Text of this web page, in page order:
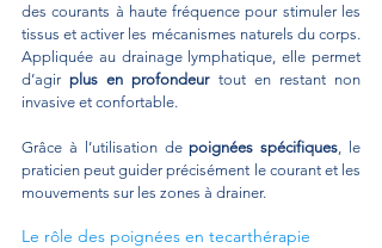
des courants à haute fréquence pour stimuler les
tissus et activer les mécanismes naturels du corps.
Appliquée au drainage lymphatique, elle permet
d’agir plus en profondeur tout en restant non
invasive et confortable.
Grâce à l’utilisation de poignées spécifiques , le
praticien peut guider précisément le courant et les
mouvements sur les zones à drainer.
Le rôle des poignées en tecarthérapie